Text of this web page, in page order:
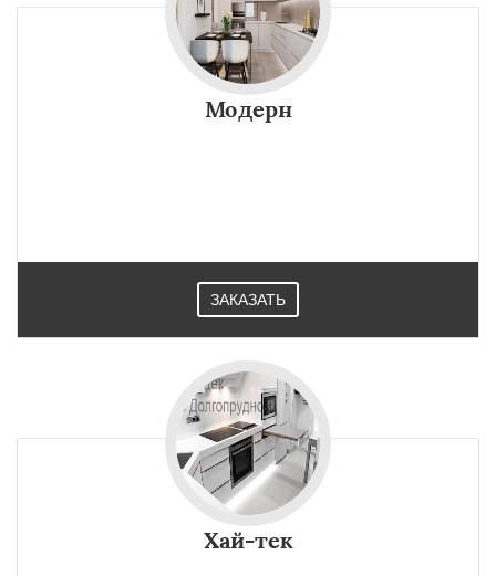
Модерн
ЗАКАЗАТЬ
Хай-тек